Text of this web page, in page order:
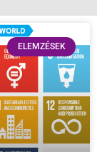
ELEMZÉSEK